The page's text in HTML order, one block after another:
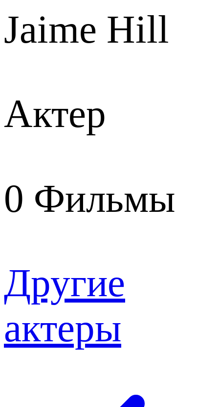
Jaime Hill
Актер
0 Фильмы
Другие
актеры